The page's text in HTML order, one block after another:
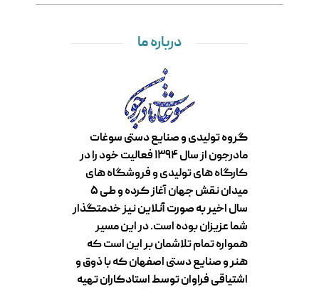
درباره ما
گروه تولیدی و صنایع دستی سوغات
مادرجون از سال ۱۳۹۴ فعالیت خود را در
کارگاه های تولیدی و فروشگاه های
میدان نقش جهان آغاز کرده و طی ۵
سال اخیر به صورت آنلاین نیز خدمتگذار
شما عزیزان بوده است. در این مسیر
همواره تمام تلاشمان بر این است که
هنر و صنایع دستی اصفهان که با ذوق و
اشتیاقی فراوان توسط استادکاران تهیه